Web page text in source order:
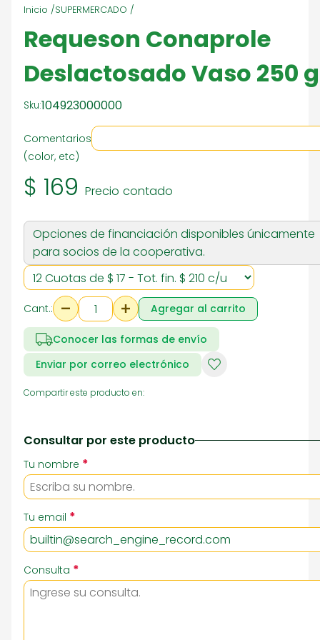
Inicio /SUPERMERCADO /
Requeson Conaprole
Deslactosado Vaso 250
Sku:104923000000
Comentarios
(color, etc)
$ 169 Precio contado
Opciones de financiación disponibles únicamente
para socios de la cooperativa.
Cant.: Agregar al carrito
Conocer las formas de envío
Enviar por correo electrónico
Compartir este producto en:
Consultar por este producto
Tu nombre *
Tu email *
Consulta *